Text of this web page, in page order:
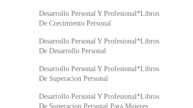
Desarrollo Personal Y Profesional*Libros
De Crecimiento Personal
Desarrollo Personal Y Profesional*Libros
De Desarrollo Personal
Desarrollo Personal Y Profesional*Libros
De Superacion Personal
Desarrollo Personal Y Profesional*Libros
De Superacion Personal Para Mujeres